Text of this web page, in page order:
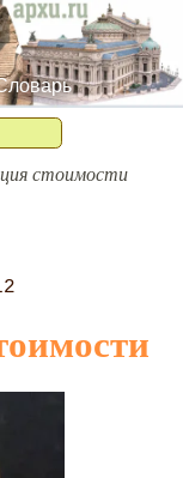
стоимости